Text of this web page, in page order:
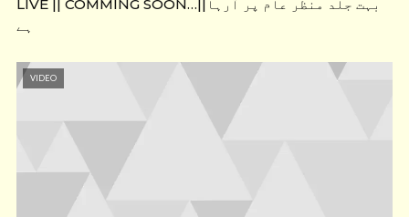
LIVE || COMMING SOON…||بہت جلد منظر عام پر آرہا
ہے
VIDEO